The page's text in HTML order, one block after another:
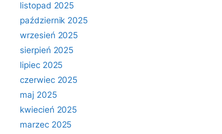
listopad 2025
październik 2025
wrzesień 2025
sierpień 2025
lipiec 2025
czerwiec 2025
maj 2025
kwiecień 2025
marzec 2025